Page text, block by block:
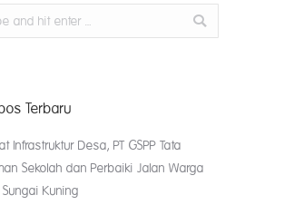
Terbaru
Infrastruktur Desa, PT GSPP Tata
Sekolah dan Perbaiki Jalan Warga
Kuning